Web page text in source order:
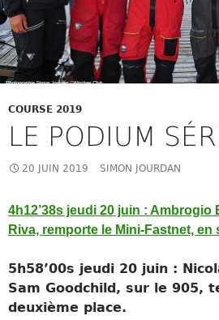
COURSE 2019
LE PODIUM
20 JUIN 2019 SIMON JOURDAN
4h12’38s jeudi 20 juin : Ambrogio
Riva, remporte le Mini-Fastnet, en
5h58’00s jeudi 20 juin :
Sam Goodchild, sur le 905,
deuxième place.